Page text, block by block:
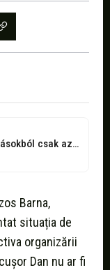
Tánczos Barna: az előrehozott választásokból csak az AUR profitálna
Barna,
situația de
organizării
Dan nu ar fi